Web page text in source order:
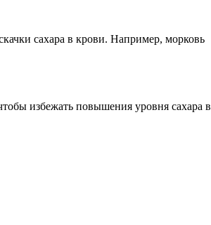
сахара в крови. Например, морковь
избежать повышения уровня сахара в